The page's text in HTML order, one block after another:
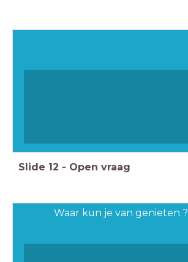
Slide 12 - Open vraag
Waar kun je van genieten ?